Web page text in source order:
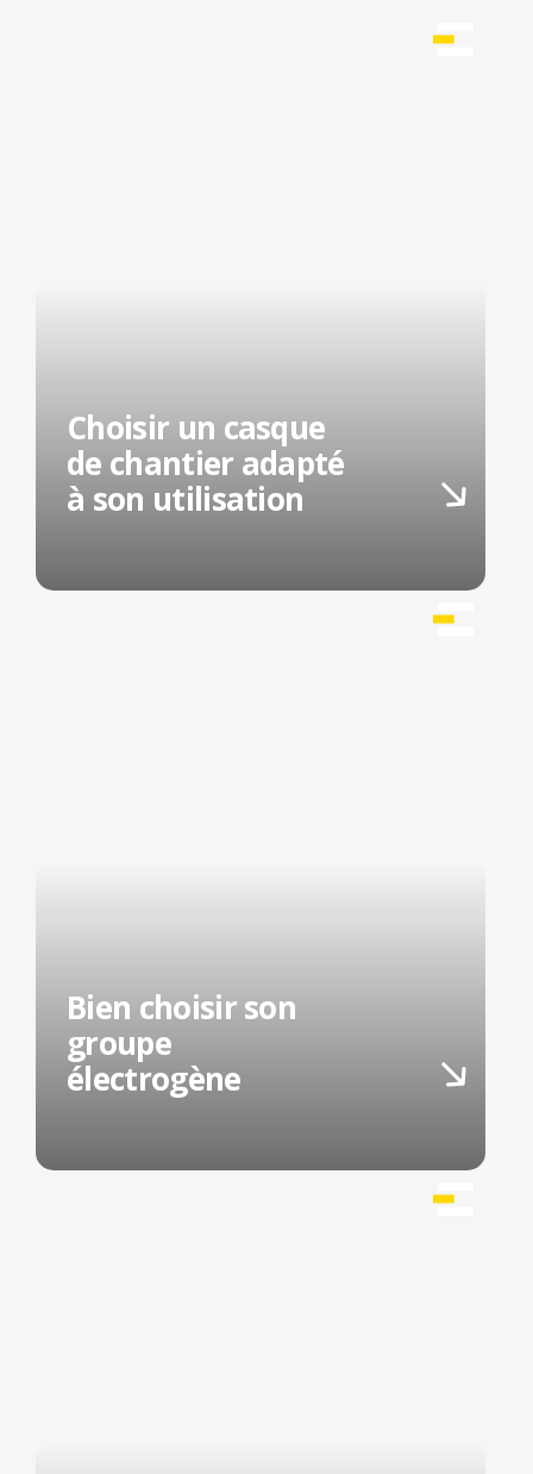
Choisir un casque
de chantier adapté
à son utilisation
Bien choisir son
groupe
électrogène